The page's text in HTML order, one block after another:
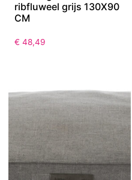
ribfluweel grijs 130X90
CM
€ 48,49